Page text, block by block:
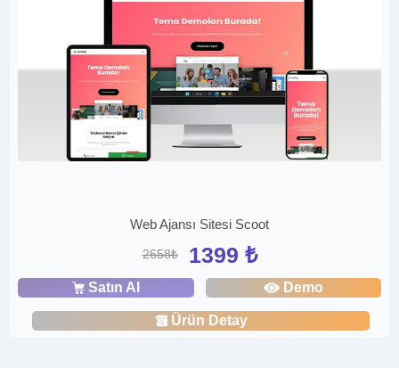
Web Ajansı Sitesi Scoot
2658₺ 1399 ₺
Satın Al Demo
Ürün Detay